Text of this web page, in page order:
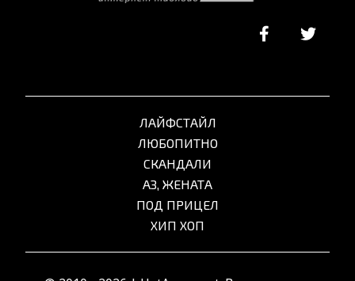
ЛАЙФСТАЙЛ
ЛЮБОПИТНО
СКАНДАЛИ
АЗ, ЖЕНАТА
ПОД ПРИЦЕЛ
ХИП ХОП